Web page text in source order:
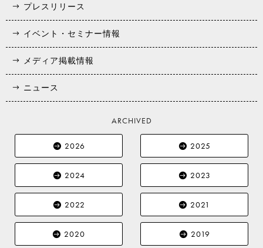
プレスリリース
イベント・セミナー情報
メディア掲載情報
ニュース
ARCHIVED
2026 2025
2024 2023
2022 2021
2020 2019